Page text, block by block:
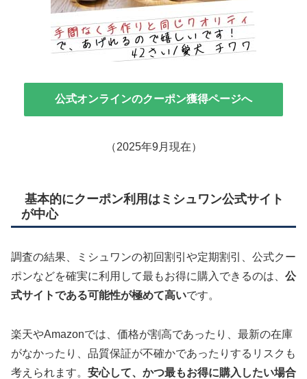
公式オンラインのクーポン獲得ページへ
（2025年9月現在）
基本的にクーポン利用はミシュワン公式サイト
が中心
調査の結果、ミシュワンの初回割引や定期割引、公式クー
ポンなどを確実に利用して最もお得に購入できるのは、 公
式サイトである可能性が極めて高いです。
楽天やAmazonでは、価格が割高であったり、最新の在庫
がなかったり、品質保証が不確かであったりするリスクも
考えられます。 安心して、かつ最もお得に購入したい場合